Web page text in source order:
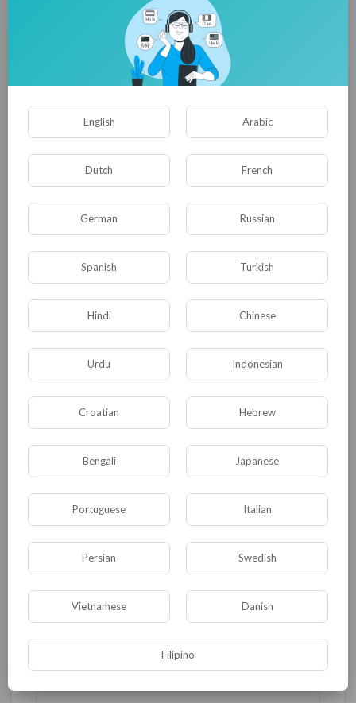
Комментариев нет
Общая Политика
Общество Происшествия События
Спорт Комедия Развлечение
Новости и политика Культура
Флора и фауна ЖКХ История
Медицина Юмор Наука и образование
Религия Экология
ДРУГОЕ ЭТОГО АВТОРА
Семь смертных грехов
блогера
English Arabic
Dutch French
German Russian
Spanish Turkish
Hindi Chinese
Urdu Indonesian
Croatian Hebrew
Bengali Japanese
Portuguese Italian
Persian Swedish
Vietnamese Danish
Filipino